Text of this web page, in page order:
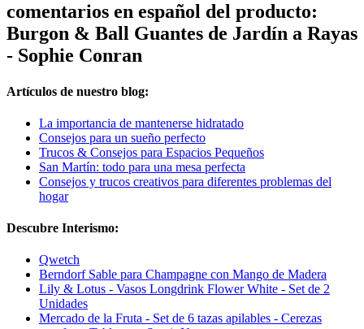
comentarios en español del producto:
Burgon & Ball Guantes de Jardín a Rayas
- Sophie Conran
Artículos de nuestro blog:
La importancia de mantenerse hidratado
Consejos para un sueño perfecto
Trucos & Consejos para Espacios Pequeños
San Martín: todo para una mesa perfecta
Consejos y trucos creativos para diferentes problemas del
hogar
Descubre Interismo:
Qwetch
Berndorf Sable para Champagne con Mango de Madera
Lily & Lotus - Vasos Longdrink Flower White - Set de 2
Unidades
Mercado de la Fruta - Set de 6 tazas apilables - Cerezas